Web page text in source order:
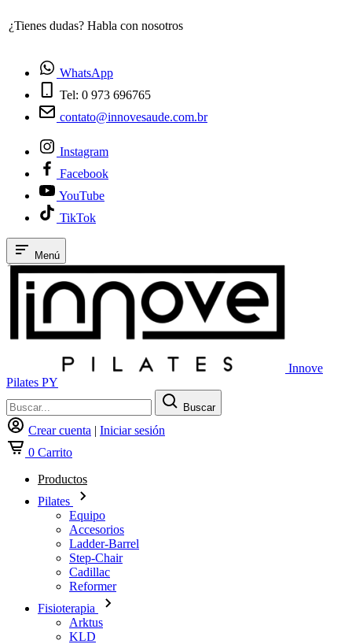
¿Tienes dudas? Habla con nosotros
WhatsApp
Tel: 0 973 696765
contato@innovesaude.com.br
Instagram
Facebook
YouTube
TikTok
Menú
Innove
Pilates PY
Buscar
Crear cuenta | Iniciar sesión
0 Carrito
Productos
Pilates
Equipo
Accesorios
Ladder-Barrel
Step-Chair
Cadillac
Reformer
Fisioterapia
Arktus
KLD